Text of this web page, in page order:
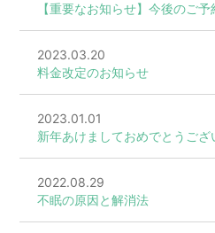
【重要なお知らせ】今後のご予
2023.03.20
料金改定のお知らせ
2023.01.01
新年あけましておめでとうござ
2022.08.29
不眠の原因と解消法